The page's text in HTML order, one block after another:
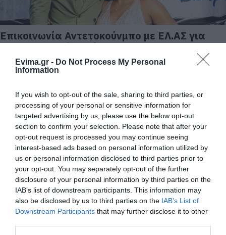
Evima.gr - Do Not Process My Personal
Information
If you wish to opt-out of the sale, sharing to third parties, or
processing of your personal or sensitive information for
targeted advertising by us, please use the below opt-out
section to confirm your selection. Please note that after your
opt-out request is processed you may continue seeing
interest-based ads based on personal information utilized by
us or personal information disclosed to third parties prior to
your opt-out. You may separately opt-out of the further
disclosure of your personal information by third parties on the
IAB’s list of downstream participants. This information may
also be disclosed by us to third parties on the IAB’s List of
Downstream Participants that may further disclose it to other
Επικοινωνία Αντετοκούνμπο με ΕΛ.ΑΣ για
τα απειλητικά μηνύματα
17.09.2025 | 17:00
Εύβοια: Εννιά νέες συλλήψεις για
ναρκωτικά και όχι μόνο